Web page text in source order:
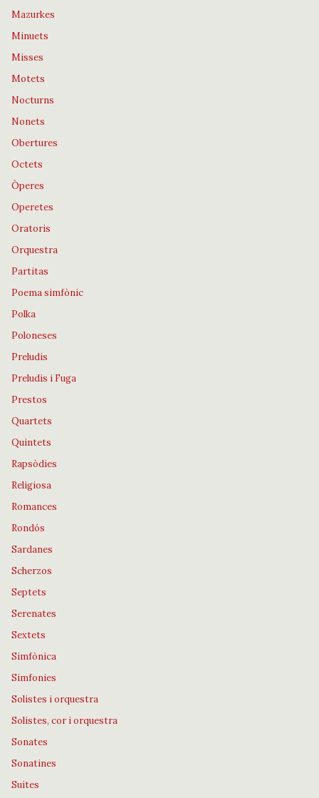
Mazurkes
Minuets
Misses
Motets
Nocturns
Nonets
Obertures
Octets
Òperes
Operetes
Oratoris
Orquestra
Partitas
Poema simfònic
Polka
Poloneses
Preludis
Preludis i Fuga
Prestos
Quartets
Quintets
Rapsòdies
Religiosa
Romances
Rondós
Sardanes
Scherzos
Septets
Serenates
Sextets
Simfònica
Simfonies
Solistes i orquestra
Solistes, cor i orquestra
Sonates
Sonatines
Suites